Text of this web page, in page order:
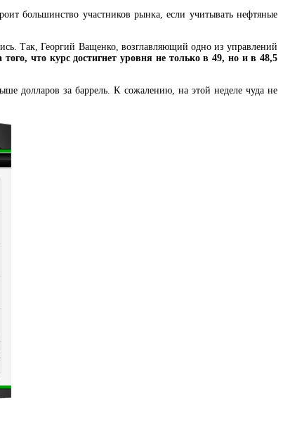
большинство участников рынка, если учитывать нефтяные
Так, Георгий Ващенко, возглавляющий одно из управлений
что курс достигнет уровня не только в 49, но и в 48,5
долларов за баррель. К сожалению, на этой неделе чуда не